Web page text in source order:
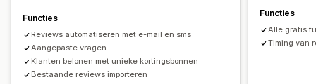
Functies
Reviews automatiseren met e-mail en sms
Aangepaste vragen
Klanten belonen met unieke kortingsbonnen
Bestaande reviews importeren
Functies
Alle gratis
Timing van